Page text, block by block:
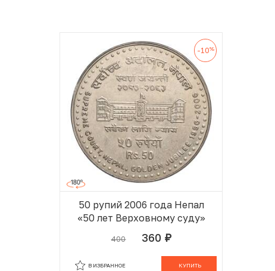
-10%
50 рупий 2006 года Непал
«50 лет Верховному суду»
400 360 руб.
КУПИТЬ
В ИЗБРАННОЕ